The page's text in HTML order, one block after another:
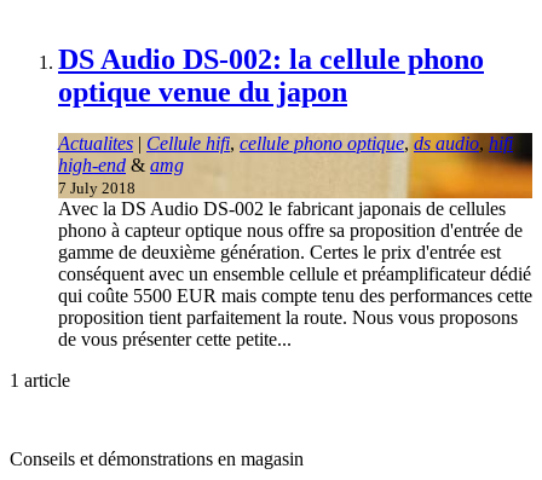
DS Audio DS-002: la cellule phono
optique venue du japon
Actualites | Cellule hifi, cellule phono optique, ds audio, hifi
high-end & amg
7 July 2018
Avec la DS Audio DS-002 le fabricant japonais de cellules
phono à capteur optique nous offre sa proposition d'entrée de
gamme de deuxième génération. Certes le prix d'entrée est
conséquent avec un ensemble cellule et préamplificateur dédié
qui coûte 5500 EUR mais compte tenu des performances cette
proposition tient parfaitement la route. Nous vous proposons
de vous présenter cette petite...
1 article
Conseils et démonstrations en magasin